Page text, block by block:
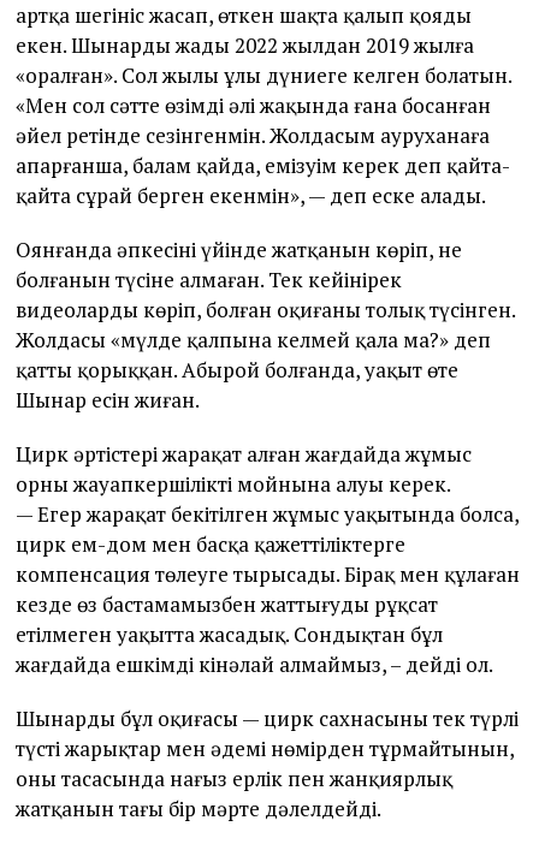
артқа шегініс жасап, өткен шақта қалып қояды
екен. Шынардың жады 2022 жылдан 2019 жылға
«оралған». Сол жылы ұлы дүниеге келген болатын.
«Мен сол сәтте өзімді әлі жақында ғана босанған
әйел ретінде сезінгенмін. Жолдасым ауруханаға
апарғанша, балам қайда, емізуім керек деп қайта-
қайта сұрай берген екенмін», — деп еске алады.
Оянғанда әпкесінің үйінде жатқанын көріп, не
болғанын түсіне алмаған. Тек кейінірек
видеоларды көріп, болған оқиғаны толық түсінген.
Жолдасы «мүлде қалпына келмей қала ма?» деп
қатты қорыққан. Абырой болғанда, уақыт өте
Шынар есін жиған.
Цирк әртістері жарақат алған жағдайда жұмыс
орны жауапкершілікті мойнына алуы керек.
— Егер жарақат бекітілген жұмыс уақытында болса,
цирк ем-дом мен басқа қажеттіліктерге
компенсация төлеуге тырысады. Бірақ мен құлаған
кезде өз бастамамызбен жаттығуды рұқсат
етілмеген уақытта жасадық. Сондықтан бұл
жағдайда ешкімді кінәлай алмаймыз, – дейді ол.
Шынардың бұл оқиғасы — цирк сахнасының тек түрлі
түсті жарықтар мен әдемі нөмірден тұрмайтынын,
оның тасасында нағыз ерлік пен жанқиярлық
жатқанын тағы бір мәрте дәлелдейді.